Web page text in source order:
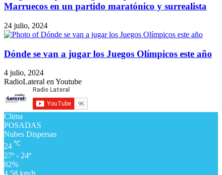
Marruecos en un partido maratónico y surrealista
24 julio, 2024
Dónde se van a jugar los Juegos Olímpicos este año
4 julio, 2024
RadioLateral en Youtube
Clima
POSADAS
Nubes Dispersas
24 ℃
27º - 24º
82%
4.58 km/h